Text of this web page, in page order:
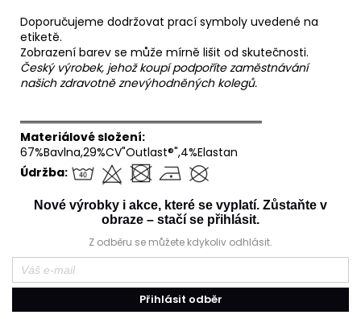
Doporučujeme dodržovat prací symboly uvedené na
etiketě.
Zobrazení barev se může mírně lišit od skutečnosti.
Český výrobek, jehož koupí podpoříte zaměstnávání
našich zdravotně znevýhodněných kolegů.
══════════════════════════════
Materiálové složení:
67%Bavlna,29%CV"Outlast®",4%Elastan
Údržba:
Nové výrobky i akce, které se vyplatí. Zůstaňte v
obraze – stačí se přihlásit.
Z odběru se můžete kdykoliv odhlásit.
Přihlásit odběr